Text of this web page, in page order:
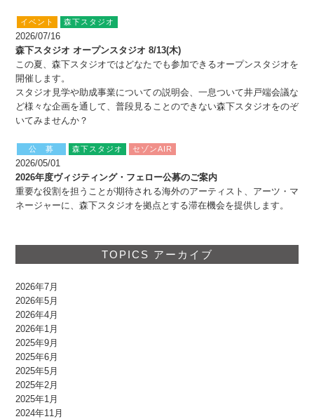
イベント 森下スタジオ
2026/07/16
森下スタジオ オープンスタジオ 8/13(木)
この夏、森下スタジオではどなたでも参加できるオープンスタジオを
開催します。
スタジオ見学や助成事業についての説明会、一息ついて井戸端会議な
ど様々な企画を通して、普段見ることのできない森下スタジオをのぞ
いてみませんか？
公 募 森下スタジオ セゾンAIR
2026/05/01
2026年度ヴィジティング・フェロー公募のご案内
重要な役割を担うことが期待される海外のアーティスト、アーツ・マ
ネージャーに、森下スタジオを拠点とする滞在機会を提供します。
TOPICS アーカイブ
2026年7月
2026年5月
2026年4月
2026年1月
2025年9月
2025年6月
2025年5月
2025年2月
2025年1月
2024年11月